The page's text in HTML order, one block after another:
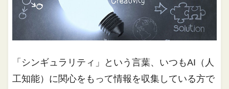
「シンギュラリティ」という言葉、いつもAI（人
工知能）に関心をもって情報を収集している方で